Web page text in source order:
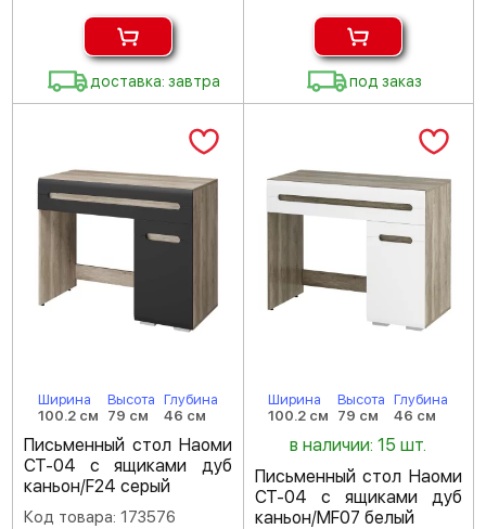
доставка: завтра под заказ
Ширина
100.2 см
Высота
79 см
Глубина
46 см
Письменный стол Наоми
СТ-04 с ящиками дуб
каньон/F24 серый
Код товара: 173576
Ширина
100.2 см
Высота
79 см
Глубина
46 см
в наличии: 15 шт.
Письменный стол Наоми
СТ-04 с ящиками дуб
каньон/MF07 белый